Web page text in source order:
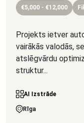
€5,000 - €12,000
Projekts ietver
vairākās valodās,
atslēgvārdu
struktur...
AI Izstrāde
Rīga